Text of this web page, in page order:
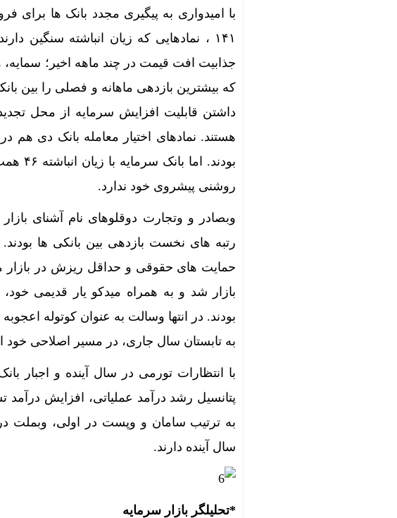
با امیدواری به پیگیری مجدد بانک ها برای
۱۴۱ ، نمادهایی که زیان انباشته سنگین
جذابیت افت قیمت در چند ماهه اخیر؛
که بیشترین بازدهی ماهانه و فصلی را بین
داشتن قابلیت افزایش سرمایه از محل
هستند. نمادهای اختیار معامله بانک دی هم
روشنی پیشروی خود ندارد.
وبصادر و وتجارت دوقلوهای نام آشنای
رتبه های نخست بازدهی بین بانکی ها
حمایت های حقوقی و حداقل ریزش در بازار
بازار شد و به همراه میدکو یار قدیمی خود،
بودند. در انتها وسالت به عنوان کوتوله
به تابستان سال جاری، در مسیر اصلاحی خود
پتانسیل رشد درآمد عملیاتی، افزایش
به ترتیب سامان و وپست در اولی، وبملت
سال آینده دارند.
*تحلیلگر بازار سرمایه